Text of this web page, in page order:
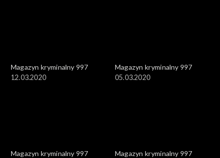
Magazyn kryminalny 997
12.03.2020
Magazyn kryminalny 997
05.03.2020
Magazyn kryminalny 997
Magazyn kryminalny 997